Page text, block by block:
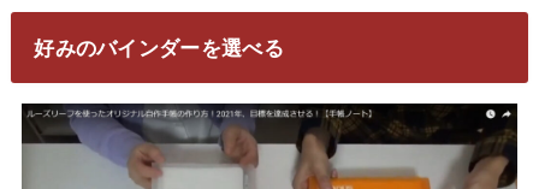
好みのバインダーを選べる